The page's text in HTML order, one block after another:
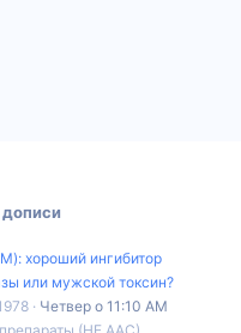
дописи
хороший ингибитор
или мужской токсин?
Четвер о 11:10 AM